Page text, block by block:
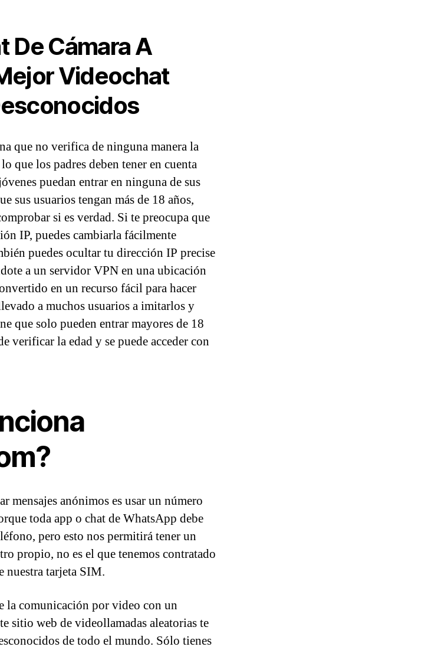
De Cámara A
Videochat
que no verifica de ninguna manera la
que los padres deben tener en cuenta
puedan entrar en ninguna de sus
sus usuarios tengan más de 18 años,
si es verdad. Si te preocupa que
IP, puedes cambiarla fácilmente
puedes ocultar tu dirección IP precise
a un servidor VPN en una ubicación
en un recurso fácil para hacer
a muchos usuarios a imitarlos y
que solo pueden entrar mayores de 18
verificar la edad y se puede acceder con
mensajes anónimos es usar un número
toda app o chat de WhatsApp debe
pero esto nos permitirá tener un
propio, no es el que tenemos contratado
nuestra tarjeta SIM.
la comunicación por video con un
sitio web de videollamadas aleatorias te
de todo el mundo. Sólo tienes